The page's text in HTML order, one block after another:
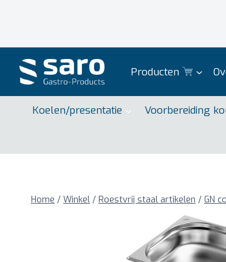
Producten
Koelen/presentatie Voorbereiding
Home / Winkel / Roestvrij staal artikelen / GN